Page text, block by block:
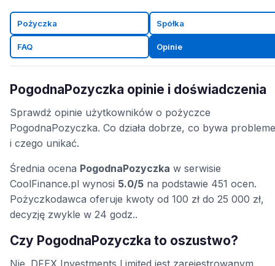
Pożyczka Spółka
FAQ Opinie
PogodnaPozyczka opinie i doświadczenia
Sprawdź opinie użytkowników o pożyczce
PogodnaPozyczka. Co działa dobrze, co bywa
i czego unikać.
Średnia ocena PogodnaPozyczka w serwisie
CoolFinance.pl wynosi 5.0/5 na podstawie 451 ocen.
Pożyczkodawca oferuje kwoty od 100 zł do 25 000 zł,
decyzję zwykle w 24 godz..
Czy PogodnaPozyczka to oszustwo?
Nie. DFEX Investments Limited jest zarejestrowanym